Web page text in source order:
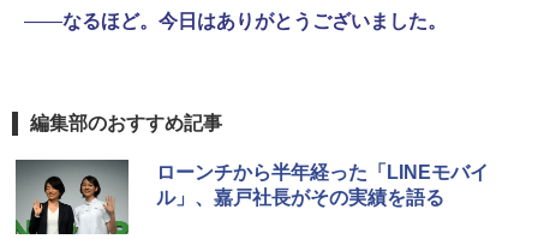
――なるほど。今日はありがとうございました。
編集部のおすすめ記事
ローンチから半年経った「LINEモバイ
ル」、嘉戸社長がその実績を語る